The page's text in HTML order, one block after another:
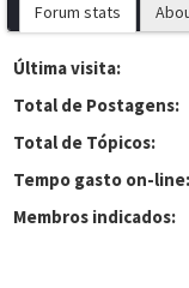
Forum stats
Última visita:
Total de Postagens:
Total de Tópicos:
Tempo gasto on-line:
Membros indicados: